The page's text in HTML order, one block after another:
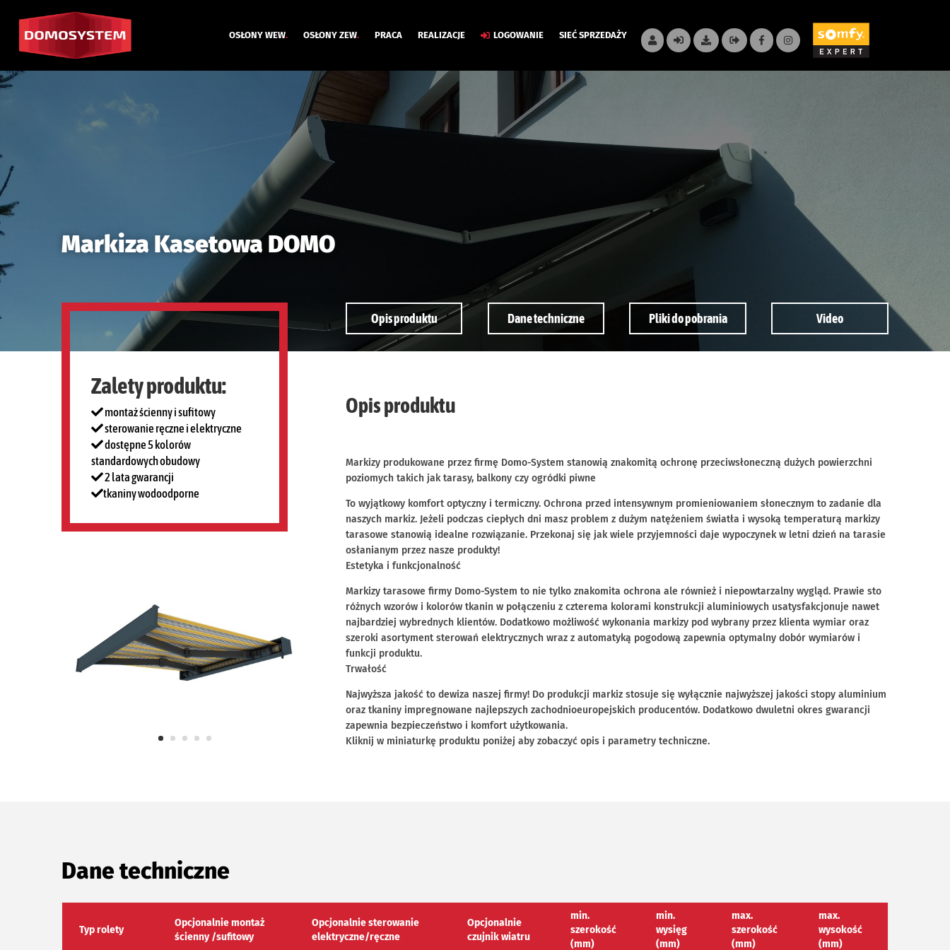
OSŁONY WEW. OSŁONY ZEW. PRACA REALIZACJE LOGOWANIE SIEĆ SPRZEDAŻY
Markiza Kasetowa DOMO
Opis produktu Dane techniczne Pliki do pobrania Video
Zalety produktu:
montaż ścienny i sufitowy
sterowanie ręczne i elektryczne
dostępne 5 kolorów
standardowych obudowy
2 lata gwarancji
tkaniny wodoodporne
Opis produktu
Markizy produkowane przez firmę Domo-System stanowią znakomitą ochronę przeciwsłoneczną dużych powierzchni
poziomych takich jak tarasy, balkony czy ogródki piwne
To wyjątkowy komfort optyczny i termiczny. Ochrona przed intensywnym promieniowaniem słonecznym to zadanie dla
naszych markiz. Jeżeli podczas ciepłych dni masz problem z dużym natężeniem światła i wysoką temperaturą markizy
tarasowe stanowią idealne rozwiązanie. Przekonaj się jak wiele przyjemności daje wypoczynek w letni dzień na tarasie
osłanianym przez nasze produkty!
Estetyka i funkcjonalność
Markizy tarasowe firmy Domo-System to nie tylko znakomita ochrona ale również i niepowtarzalny wygląd. Prawie sto
różnych wzorów i kolorów tkanin w połączeniu z czterema kolorami konstrukcji aluminiowych usatysfakcjonuje nawet
najbardziej wybrednych klientów. Dodatkowo możliwość wykonania markizy pod wybrany przez klienta wymiar oraz
szeroki asortyment sterowań elektrycznych wraz z automatyką pogodową zapewnia optymalny dobór wymiarów i
funkcji produktu.
Trwałość
Najwyższa jakość to dewiza naszej firmy! Do produkcji markiz stosuje się wyłącznie najwyższej jakości stopy aluminium
oraz tkaniny impregnowane najlepszych zachodnioeuropejskich producentów. Dodatkowo dwuletni okres gwarancji
zapewnia bezpieczeństwo i komfort użytkowania.
Kliknij w miniaturkę produktu poniżej aby zobaczyć opis i parametry techniczne.
Dane techniczne
Typ rolety
Opcjonalnie montaż
ścienny /sufitowy
Opcjonalnie sterowanie
elektryczne/ręczne
Opcjonalnie
czujnik wiatru
min.
szerokość
(mm)
min.
wysięg
(mm)
max.
szerokość
(mm)
max.
wysokość
(mm)